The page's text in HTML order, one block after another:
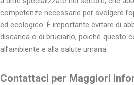
competenze necessarie per svolgere
ed ecologico. È importante evitare di
discarica o di bruciarlo, poiché questo
all’ambiente e alla salute umana.
Contattaci per Maggiori